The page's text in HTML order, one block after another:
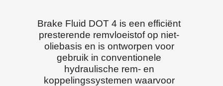
Brake Fluid DOT 4 is een efficiënt
presterende remvloeistof op niet-
oliebasis en is ontworpen voor
gebruik in conventionele
hydraulische rem- en
koppelingssystemen waarvoor